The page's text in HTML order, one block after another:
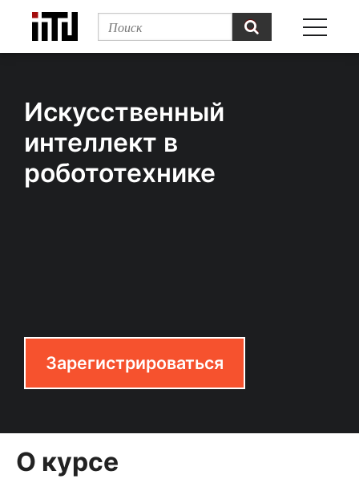
Искусственный
интеллект в
робототехнике
Зарегистрироваться
О курсе